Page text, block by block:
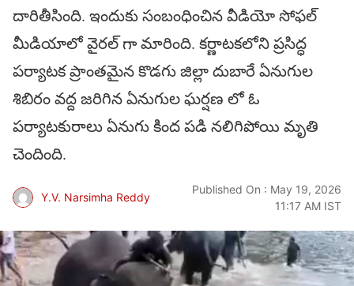
దారితీసింది. ఇందుకు సంబంధించిన వీడియో సోఫల్
మీడియాలో వైరల్ గా మారింది. కర్ణాటకలోని ప్రసిద్ధ
పర్యాటక ప్రాంతమైన కొడగు జిల్లా దుబారే ఏనుగుల
శిబిరం వద్ద జరిగిన ఏనుగుల ఘర్షణ లో ఓ
పర్యాటకురాలు ఏనుగు కింద పడి నలిగిపోయి మృతి
చెందింది.
Y.V. Narsimha Reddy
Published On : May 19, 2026
11:17 AM IST